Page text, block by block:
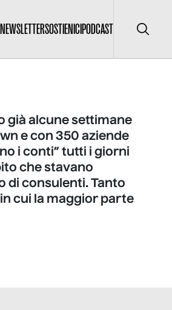
NEWSLETTERSOSTIENICIPODCAST Cerca
già alcune settimane
e con 350 aziende
i conti” tutti i giorni
che stavano
di consulenti. Tanto
cui la maggior parte